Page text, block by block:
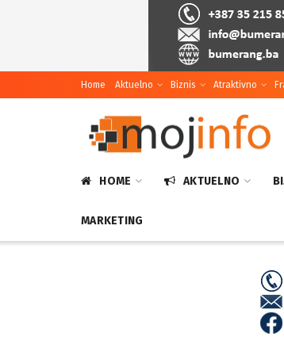
Home Aktuelno Biznis Atraktivno
HOME AKTUELNO
MARKETING